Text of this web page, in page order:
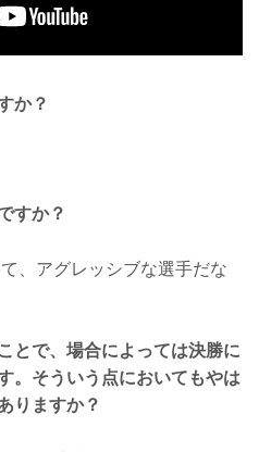
か？
すか？
、アグレッシブな選手だな
で、場合によっては決勝に
。そういう点においてもやは
りますか？